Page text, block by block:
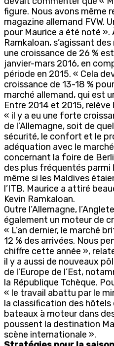
figure. Nous avons même
magazine allemand FVW.
pour Maurice a été noté ».
Ramkaloan, s’agissant
une croissance de 26 %
janvier-mars 2016, en
période en 2015. « Cela
croissance de 13-18 %
marché allemand, qui est
Entre 2014 et 2015,
« il y a eu une forte
de l’Allemagne, soit de
sécurité, le confort et le
adéquation avec le
concernant la foire de
des plus fréquentés parmi
même si les Maldives
l’ITB. Maurice a attiré
Kevin Ramkaloan.
Outre l’Allemagne,
également un moteur de
« L’an dernier, le marché
12 % des arrivées. Nous
chiffre cette année »,
il y a aussi de nouveaux
de l’Europe de l’Est,
la République Tchèque.
« le travail abattu par le
la classification des hôtels
bateaux à moteur dans
poussent la destination
scène internationale ».